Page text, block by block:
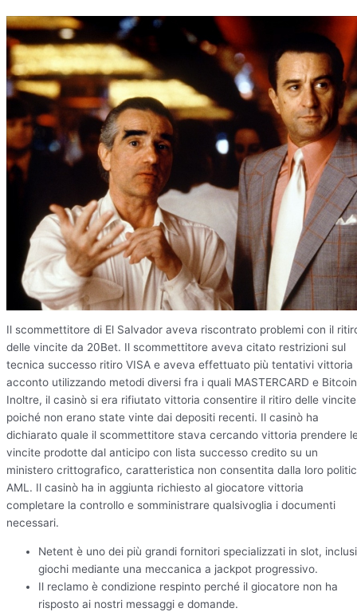
Il scommettitore di El Salvador aveva riscontrato problemi con il
delle vincite da 20Bet. Il scommettitore aveva citato restrizioni sul
tecnica successo ritiro VISA e aveva effettuato più tentativi vittoria
acconto utilizzando metodi diversi fra i quali MASTERCARD e
Inoltre, il casinò si era rifiutato vittoria consentire il ritiro delle vincite
poiché non erano state vinte dai depositi recenti. Il casinò ha
dichiarato quale il scommettitore stava cercando vittoria prendere
vincite prodotte dal anticipo con lista successo credito su un
ministero crittografico, caratteristica non consentita dalla loro
AML. Il casinò ha in aggiunta richiesto al giocatore vittoria
completare la controllo e somministrare qualsivoglia i documenti
necessari.
Netent è uno dei più grandi fornitori specializzati in slot,
giochi mediante una meccanica a jackpot progressivo.
Il reclamo è condizione respinto perché il giocatore non ha
risposto ai nostri messaggi e domande.